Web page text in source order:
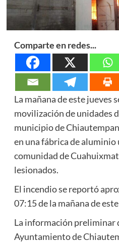
Comparte en redes...
La mañana de este jueves
movilización de unidades
municipio de
en una fábrica de aluminio
comunidad de
lesionados.
El incendio se reportó
07:15 de la mañana de
La información preliminar
Ayuntamiento de